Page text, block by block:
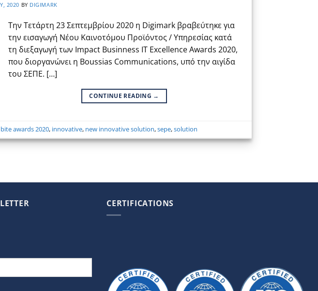
2020 BY DIGIMARK
Την Τετάρτη 23 Σεπτεμβρίου 2020 η Digimark βραβεύτηκε για
την εισαγωγή Νέου Καινοτόμου Προϊόντος / Υπηρεσίας κατά
τη διεξαγωγή των Impact Businness IT Excellence Awards 2020,
που διοργανώνει η Boussias Communications, υπό την αιγίδα
του ΣΕΠΕ. […]
CONTINUE READING →
awards 2020, innovative, new innovative solution,sepe,solution
CERTIFICATIONS